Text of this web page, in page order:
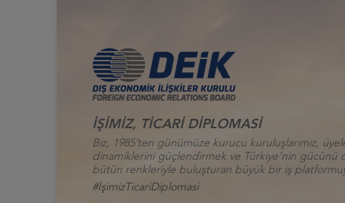
İŞİMİZ, TİCARİ DİPLOMASİ
Biz, 1985’ten günümüze kurucu kuruluşlarımız,
dinamiklerini güçlendirmek ve Türkiye’nin gücünü
bütün renkleriyle buluşturan büyük bir iş
#İşimizTicariDiplomasi